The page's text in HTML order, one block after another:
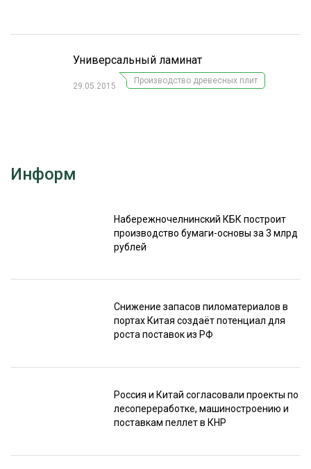
Универсальный ламинат
29.05.2015
Производство древесных плит
Информ
Набережночелнинский КБК построит
производство бумаги-основы за 3 млрд
рублей
Снижение запасов пиломатериалов в
портах Китая создаёт потенциал для
роста поставок из РФ
Россия и Китай согласовали проекты по
лесопереработке, машиностроению и
поставкам пеллет в КНР